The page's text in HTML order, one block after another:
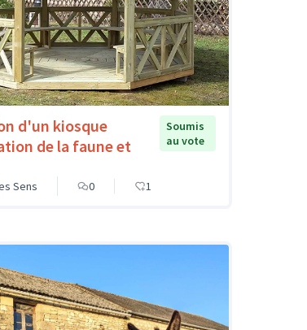
d'un kiosque
de la faune et
Soumis
au vote
Sens 0 1